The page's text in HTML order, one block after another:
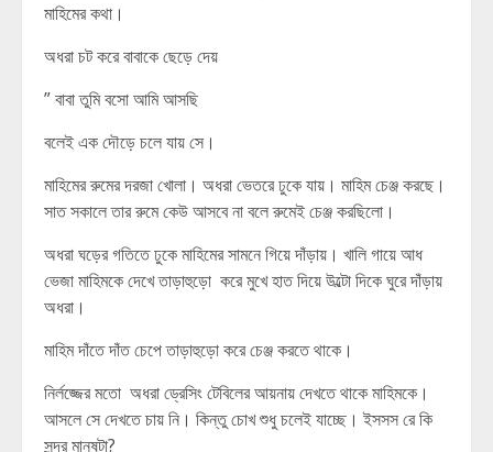
মাহিমের কথা।
অধরা চট করে বাবাকে ছেড়ে দেয়
” বাবা তুমি বসো আমি আসছি
বলেই এক দৌড়ে চলে যায় সে।
মাহিমের রুমের দরজা খোলা। অধরা ভেতরে ঢুকে যায়। মাহিম চেঞ্জ করছে।
সাত সকালে তার রুমে কেউ আসবে না বলে রুমেই চেঞ্জ করছিলো।
অধরা ঘড়ের গতিতে ঢুকে মাহিমের সামনে গিয়ে দাঁড়ায়। খালি গায়ে আধ
ভেজা মাহিমকে দেখে তাড়াহুড়ো করে মুখে হাত দিয়ে উল্টো দিকে ঘুরে দাঁড়ায়
অধরা।
মাহিম দাঁতে দাঁত চেপে তাড়াহুড়ো করে চেঞ্জ করতে থাকে।
নির্লজ্জের মতো অধরা ড্রেসিং টেবিলের আয়নায় দেখতে থাকে মাহিমকে।
আসলে সে দেখতে চায় নি। কিন্তু চোখ শুধু চলেই যাচ্ছে। ইসসস রে কি
সুন্দর মানুষটা?